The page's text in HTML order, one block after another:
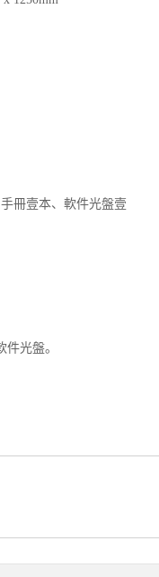
冊壹本、軟件光盤壹
光盤。